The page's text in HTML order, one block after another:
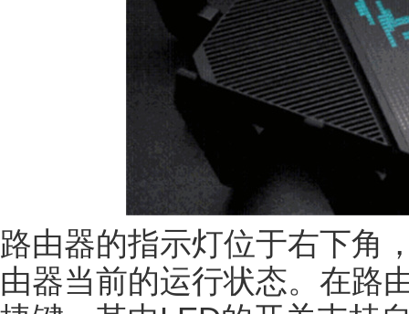
路由器的指示灯位于右下角
由器当前的运行状态。在路